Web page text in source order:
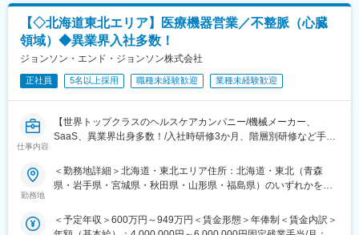
・2025年度の累計導入数は約9,500台。クラウド電子カルテ導入
数トップクラスを誇り、新規開業クリニックからも圧倒的に選ば
れています。また、マイナンバー保険証の導入など、今後も医療
業界でのDX推進が進んでいくため、ビジネスチャンスが多い環境
です。
ます。
【ポジションの魅力】
・長期間の研修を用意しているため職種未経験＆技術的な知識が
全く無い方でも立ち上りが可能となっております。
・業界トップクラスの調剤システムやIoT製品を扱っており、業務
を通して最新の技術に触れることが可能です。
・正社員登用は前提の採用です。就業態度に問題がなければ原則
登用となり、業界トップクラスシェアを誇る優良企業の正社員と
して安定就業が可能です。（登用率98%、試験ノルマなし）
【同社の魅力】
◆医療業界に貢献：
れていた薬剤管理を、全自動で管理、調整、計測、分包まで対応
可能にしました。当社の製品やシステムが、24時間止めてはなら
【◇北海道東北エリア】医療機器営業／不整脈（心臓
領域）◆異業界入社多数！
ジョンソン・エンド・ジョンソン株式会社
正社員 5名以上採用 職種未経験歓迎 業種未経験歓迎
仕事内容
【世界トップクラスのヘルスケアカンパニー/機械メーカー、
SaaS、異業界出身多数！/入社時研修3か月、階層別研修など手厚
の製品多数/インセンティブ制度/入社想定日：2026年9月1日】
★ 自分の提案が、患者さんの命や健康を支えることにつながる仕
★ 年齢や性別、入社年数に関係なく、主体的に活躍できる環境で
勤務地
＜勤務地詳細＞北海道・東北エリア住所：北海道・東北（青森
県・岩手県・宮城県・秋田県・山形県・福島県）のいずれかを担
囲：会社の定める事業所
＜予定年収＞600万円～949万円＜賃金形態＞年俸制＜賃金内訳＞